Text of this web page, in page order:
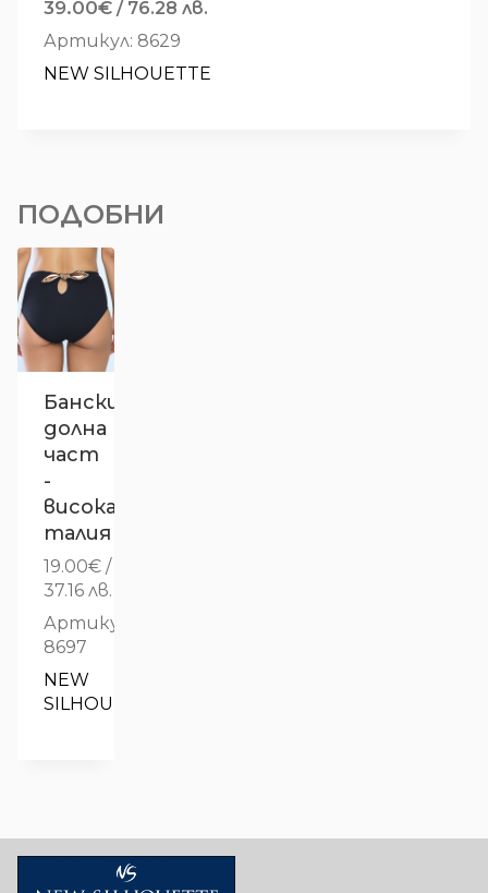
39.00€ / 76.28 лв.
Артикул: 8629
NEW SILHOUETTE
ПОДОБНИ
Бански
долна
част
-
висока
талия
19.00€ /
37.16 лв.
Артикул:
8697
NEW
SILHOUETTE